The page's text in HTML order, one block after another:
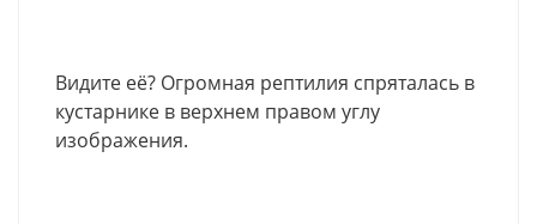
Видите её? Огромная рептилия спряталась в
кустарнике в верхнем правом углу
изображения.